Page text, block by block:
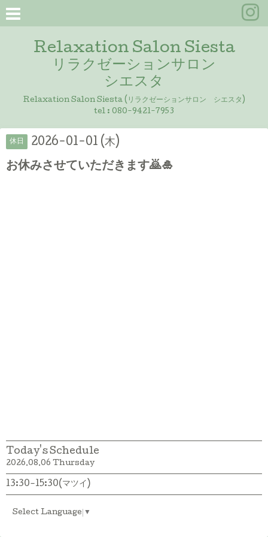
Relaxation Salon Siesta
リラクゼーションサロン
シエスタ
Relaxation Salon Siesta (リラクゼーションサロン シエスタ)
tel : 080-9421-7953
休日 2026-01-01 (木)
お休みさせていただきます🙇🎍
Today's Schedule
2026.08.06 Thursday
13:30-15:30(マツイ)
Select Language ▼